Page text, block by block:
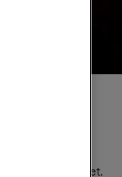
du vill använda det.